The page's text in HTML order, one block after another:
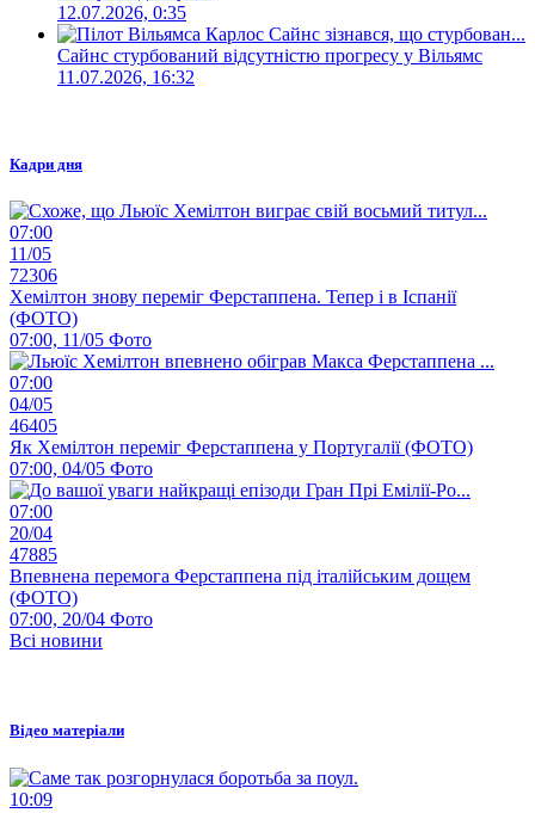
12.07.2026, 0:35
Сайнс стурбований відсутністю прогресу у Вільямс
11.07.2026, 16:32
Кадри дня
07:00
11/05
72306
Хемілтон знову переміг Ферстаппена. Тепер і в Іспанії
(ФОТО)
07:00, 11/05 Фото
07:00
04/05
46405
Як Хемілтон переміг Ферстаппена у Португалії (ФОТО)
07:00, 04/05 Фото
07:00
20/04
47885
Впевнена перемога Ферстаппена під італійським дощем
(ФОТО)
07:00, 20/04 Фото
Всі новини
Відео матеріали
10:09